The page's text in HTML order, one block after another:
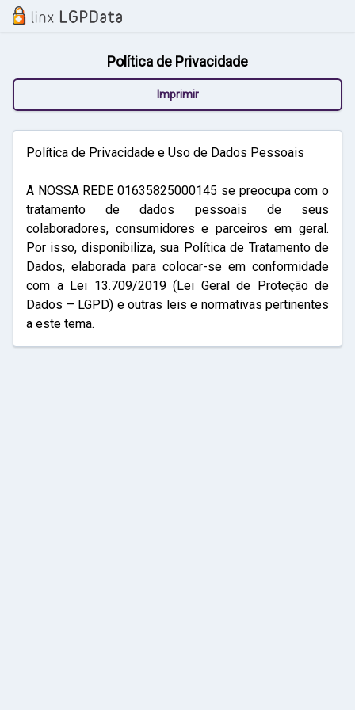
Política de Privacidade
Imprimir
Política de Privacidade e Uso de Dados Pessoais
A NOSSA REDE 01635825000145 se preocupa com o
tratamento de dados pessoais de seus
colaboradores, consumidores e parceiros em geral.
Por isso, disponibiliza, sua Política de Tratamento de
Dados, elaborada para colocar-se em conformidade
com a Lei 13.709/2019 (Lei Geral de Proteção de
Dados – LGPD) e outras leis e normativas pertinentes
a este tema.